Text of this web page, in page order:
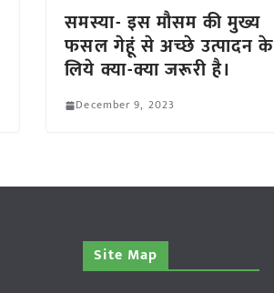
समस्या- इस मौसम की मुख्य
फसल गेहूं से अच्छे उत्पादन के
लिये क्या-क्या जरूरी है।
December 9, 2023
Site Map